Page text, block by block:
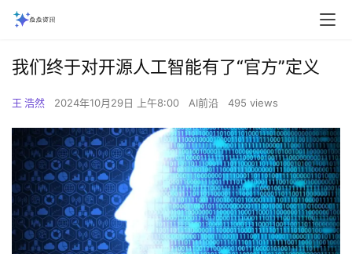
我们终于对开源人工智能有了“官方”定义
王 浩然 2024年10月29日 上午8:00 AI前沿 495 views